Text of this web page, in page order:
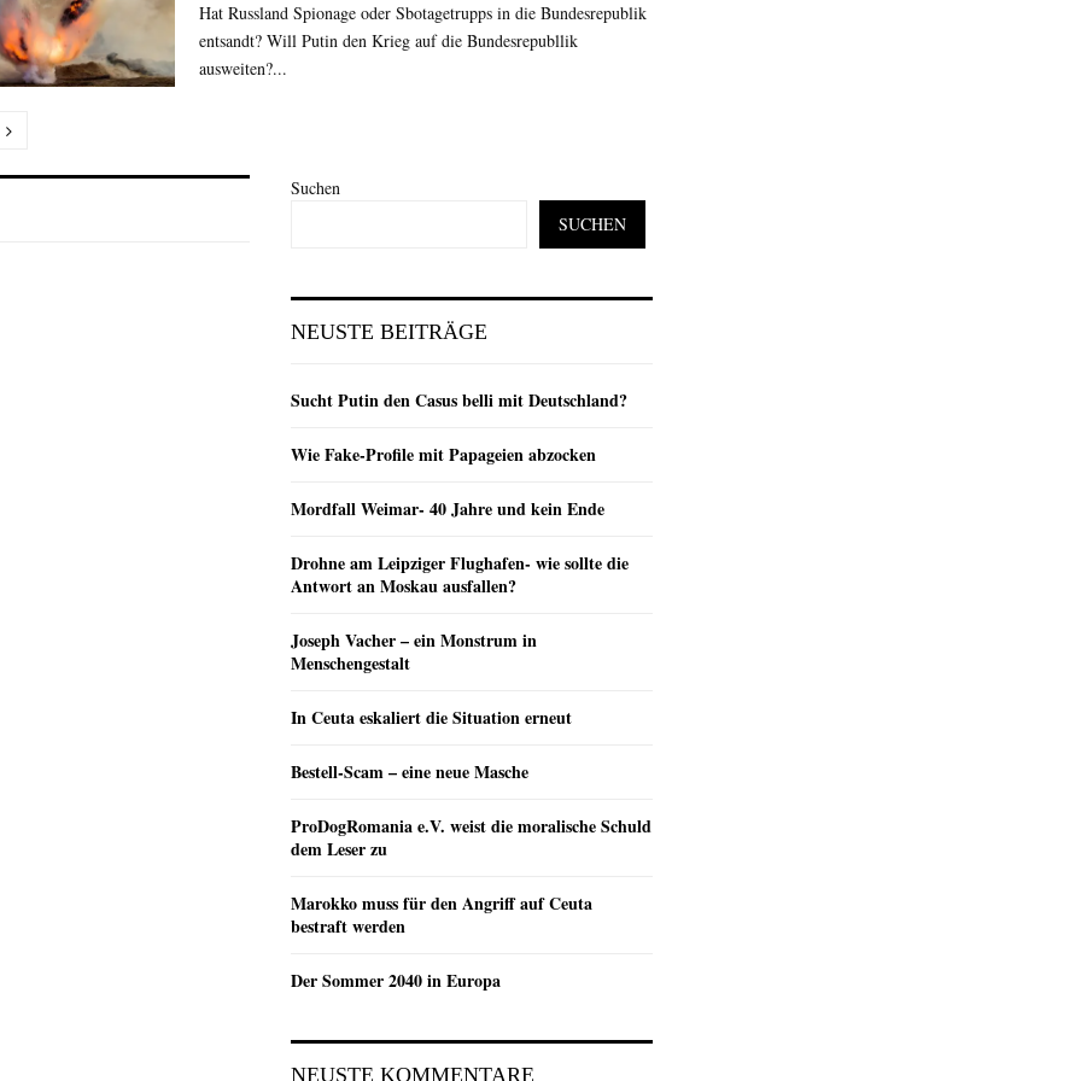
Hat Russland Spionage oder Sbotagetrupps in die Bundesrepublik
entsandt? Will Putin den Krieg auf die Bundesrepubllik
ausweiten?...
Suchen
SUCHEN
NEUSTE BEITRÄGE
Sucht Putin den Casus belli mit Deutschland?
Wie Fake-Profile mit Papageien abzocken
Mordfall Weimar- 40 Jahre und kein Ende
Drohne am Leipziger Flughafen- wie sollte die
Antwort an Moskau ausfallen?
Joseph Vacher – ein Monstrum in
Menschengestalt
In Ceuta eskaliert die Situation erneut
Bestell-Scam – eine neue Masche
ProDogRomania e.V. weist die moralische Schuld
dem Leser zu
Marokko muss für den Angriff auf Ceuta
bestraft werden
Der Sommer 2040 in Europa
NEUSTE KOMMENTARE